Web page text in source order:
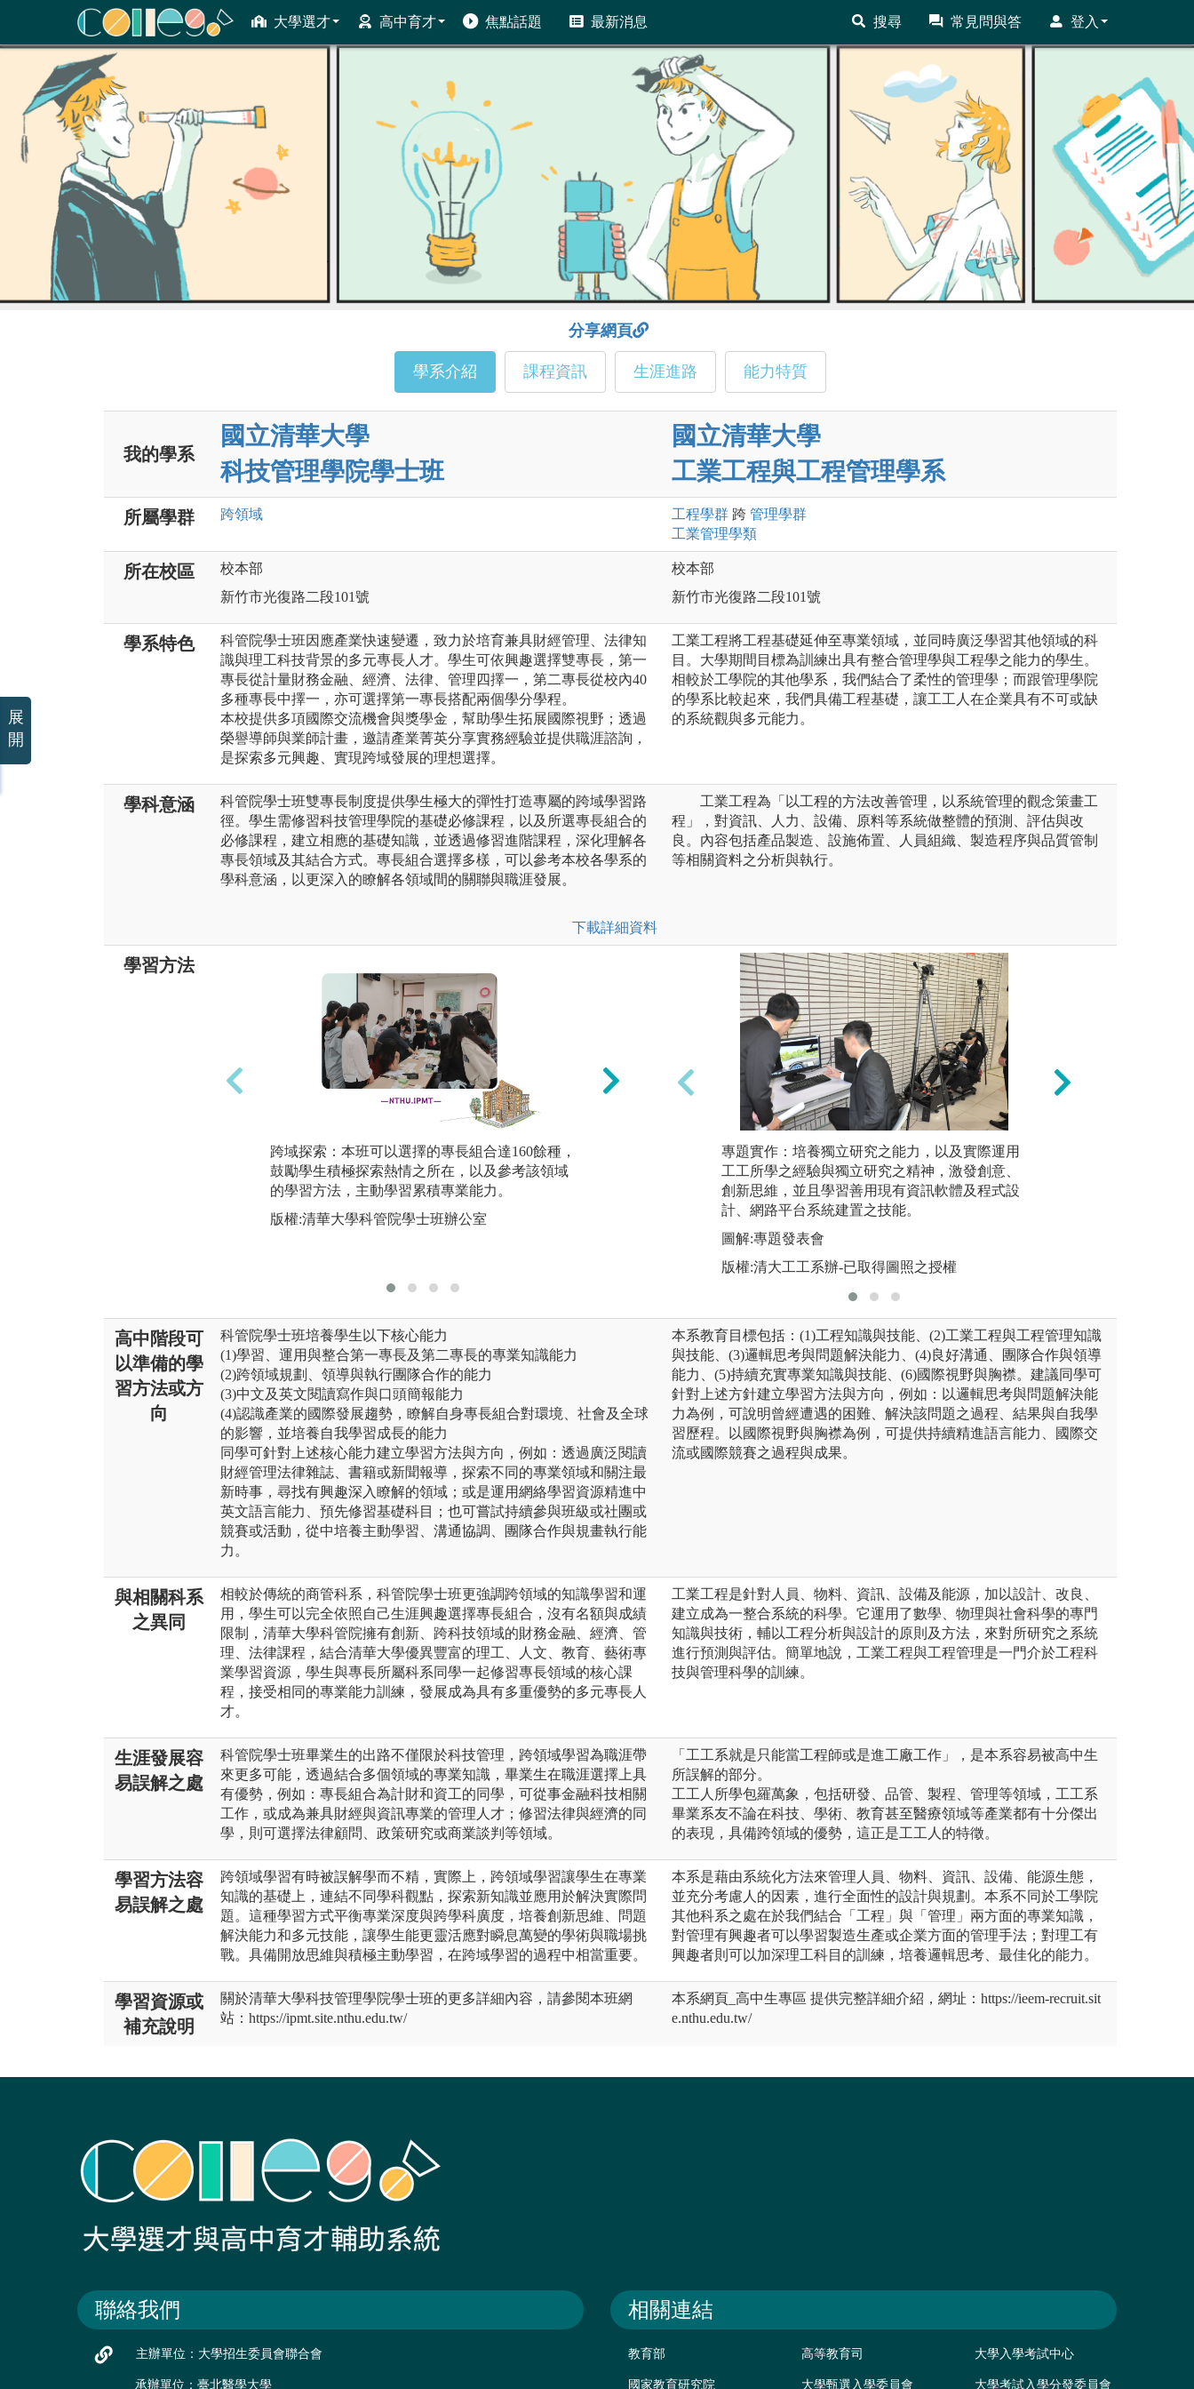
大學選才 高中育才 焦點話題 最新消息 搜尋 常見問與答 登入
ColleGo! 大學選才與高中育才輔助系統
分享網頁
學系介紹 課程資訊 生涯進路 能力特質
我的學系
國立清華大學
科技管理學院學士班
國立清華大學
工業工程與工程管理學系
所屬學群 跨領域 工程學群 跨 管理學群
工業管理學類
所在校區
校本部
新竹市光復路二段101號
校本部
新竹市光復路二段101號
學系特色
科管院學士班因應產業快速變遷，致力於培育兼具財經管理、法律知
識與理工科技背景的多元專長人才。學生可依興趣選擇雙專長，第一
專長從計量財務金融、經濟、法律、管理四擇一，第二專長從校內40
多種專長中擇一，亦可選擇第一專長搭配兩個學分學程。
本校提供多項國際交流機會與獎學金，幫助學生拓展國際視野；透過
榮譽導師與業師計畫，邀請產業菁英分享實務經驗並提供職涯諮詢，
是探索多元興趣、實現跨域發展的理想選擇。
工業工程將工程基礎延伸至專業領域，並同時廣泛學習其他領域的科
目。大學期間目標為訓練出具有整合管理學與工程學之能力的學生。
相較於工學院的其他學系，我們結合了柔性的管理學；而跟管理學院
的學系比較起來，我們具備工程基礎，讓工工人在企業具有不可或缺
的系統觀與多元能力。
學科意涵
科管院學士班雙專長制度提供學生極大的彈性打造專屬的跨域學習路
徑。學生需修習科技管理學院的基礎必修課程，以及所選專長組合的
必修課程，建立相應的基礎知識，並透過修習進階課程，深化理解各
專長領域及其結合方式。專長組合選擇多樣，可以參考本校各學系的
學科意涵，以更深入的瞭解各領域間的關聯與職涯發展。
下載詳細資料
工業工程為「以工程的方法改善管理，以系統管理的觀念策畫工
程」，對資訊、人力、設備、原料等系統做整體的預測、評估與改
良。內容包括產品製造、設施佈置、人員組織、製造程序與品質管制
等相關資料之分析與執行。
學習方法
跨域探索：本班可以選擇的專長組合達160餘種，
鼓勵學生積極探索熱情之所在，以及參考該領域
的學習方法，主動學習累積專業能力。
版權:清華大學科管院學士班辦公室
課堂講授：學生依所選之專長領域，修習該專長
領域之專業核心課程，包含理論、實務與相關範
例，建立堅實的基礎知識。大三、四可以參與涵
蓋多個學科的課程，有助於深入理解多個領域之
間的相異處，以及如何整合。
版權:清華大學科管院學士班辦公室
專題實作：培養獨立研究之能力，以及實際運用
工工所學之經驗與獨立研究之精神，激發創意、
創新思維，並且學習善用現有資訊軟體及程式設
計、網路平台系統建置之技能。
圖解:專題發表會
版權:清大工工系辦-已取得圖照之授權
高中階段可
以準備的學
習方法或方
向
科管院學士班培養學生以下核心能力
(1)學習、運用與整合第一專長及第二專長的專業知識能力
(2)跨領域規劃、領導與執行團隊合作的能力
(3)中文及英文閱讀寫作與口頭簡報能力
(4)認識產業的國際發展趨勢，瞭解自身專長組合對環境、社會及全球
的影響，並培養自我學習成長的能力
同學可針對上述核心能力建立學習方法與方向，例如：透過廣泛閱讀
財經管理法律雜誌、書籍或新聞報導，探索不同的專業領域和關注最
新時事，尋找有興趣深入瞭解的領域；或是運用網絡學習資源精進中
英文語言能力、預先修習基礎科目；也可嘗試持續參與班級或社團或
競賽或活動，從中培養主動學習、溝通協調、團隊合作與規畫執行能
力。
本系教育目標包括：(1)工程知識與技能、(2)工業工程與工程管理知識
與技能、(3)邏輯思考與問題解決能力、(4)良好溝通、團隊合作與領導
能力、(5)持續充實專業知識與技能、(6)國際視野與胸襟。建議同學可
針對上述方針建立學習方法與方向，例如：以邏輯思考與問題解決能
力為例，可說明曾經遭遇的困難、解決該問題之過程、結果與自我學
習歷程。以國際視野與胸襟為例，可提供持續精進語言能力、國際交
流或國際競賽之過程與成果。
與相關科系
之異同
相較於傳統的商管科系，科管院學士班更強調跨領域的知識學習和運
用，學生可以完全依照自己生涯興趣選擇專長組合，沒有名額與成績
限制，清華大學科管院擁有創新、跨科技領域的財務金融、經濟、管
理、法律課程，結合清華大學優異豐富的理工、人文、教育、藝術專
業學習資源，學生與專長所屬科系同學一起修習專長領域的核心課
程，接受相同的專業能力訓練，發展成為具有多重優勢的多元專長人
才。
工業工程是針對人員、物料、資訊、設備及能源，加以設計、改良、
建立成為一整合系統的科學。它運用了數學、物理與社會科學的專門
知識與技術，輔以工程分析與設計的原則及方法，來對所研究之系統
進行預測與評估。簡單地說，工業工程與工程管理是一門介於工程科
技與管理科學的訓練。
生涯發展容
易誤解之處
科管院學士班畢業生的出路不僅限於科技管理，跨領域學習為職涯帶
來更多可能，透過結合多個領域的專業知識，畢業生在職涯選擇上具
有優勢，例如：專長組合為計財和資工的同學，可從事金融科技相關
工作，或成為兼具財經與資訊專業的管理人才；修習法律與經濟的同
學，則可選擇法律顧問、政策研究或商業談判等領域。
「工工系就是只能當工程師或是進工廠工作」，是本系容易被高中生
所誤解的部分。
工工人所學包羅萬象，包括研發、品管、製程、管理等領域，工工系
畢業系友不論在科技、學術、教育甚至醫療領域等產業都有十分傑出
的表現，具備跨領域的優勢，這正是工工人的特徵。
學習方法容
易誤解之處
跨領域學習有時被誤解學而不精，實際上，跨領域學習讓學生在專業
知識的基礎上，連結不同學科觀點，探索新知識並應用於解決實際問
題。這種學習方式平衡專業深度與跨學科廣度，培養創新思維、問題
解決能力和多元技能，讓學生能更靈活應對瞬息萬變的學術與職場挑
戰。具備開放思維與積極主動學習，在跨域學習的過程中相當重要。
本系是藉由系統化方法來管理人員、物料、資訊、設備、能源生態，
並充分考慮人的因素，進行全面性的設計與規劃。本系不同於工學院
其他科系之處在於我們結合「工程」與「管理」兩方面的專業知識，
對管理有興趣者可以學習製造生產或企業方面的管理手法；對理工有
興趣者則可以加深理工科目的訓練，培養邏輯思考、最佳化的能力。
學習資源或
補充說明
關於清華大學科技管理學院學士班的更多詳細內容，請參閱本班網
站：https://ipmt.site.nthu.edu.tw/
本系網頁_高中生專區 提供完整詳細介紹，網址：https://ieem-recruit.sit
e.nthu.edu.tw/
聯絡我們
主辦單位：大學招生委員會聯合會
承辦單位：臺北醫學大學
相關連結
教育部 高等教育司 大學入學考試中心
國家教育研究院 大學甄選入學委員會 大學考試入學分發委員會
展
開